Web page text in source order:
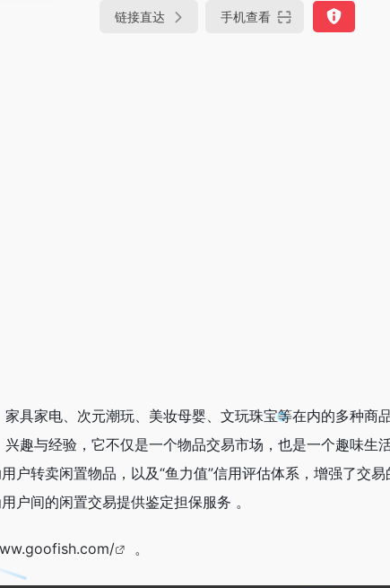
链接直达 手机查看
具家电、次元潮玩、美妆母婴、文玩珠宝等在内的多种商
趣与经验，它不仅是一个物品交易市场，也是一个趣味生
户转卖闲置物品，以及“鱼力值”信用评估体系，增强了交
户间的闲置交易提供鉴定担保服务 。
。